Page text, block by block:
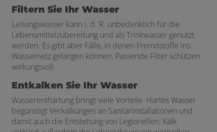
Filtern Sie Ihr Wasser
Leitungswasser kann i. d. R. unbedenklich für die
Lebensmittelzubereitung und als Trinkwasser genutzt
werden. Es gibt aber Fälle, in denen Fremdstoffe ins
Wassernetz gelangen können. Passende Filter schützen
wirkungsvoll.
Entkalken Sie Ihr Wasser
Wasserenthärtung bringt viele Vorteile. Hartes Wasser
begünstigt Verkalkungen an Sanitärinstallationen und
damit auch die Entstehung von Legionellen. Kalk